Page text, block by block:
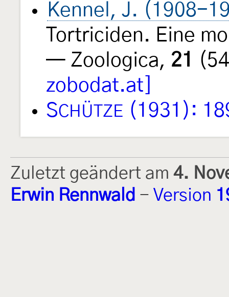
Kennel, J. (1908-
Tortriciden. Eine
— Zoologica, 21
zobodat.at]
SCHÜTZE (1931):
Zuletzt geändert am 4.
Erwin Rennwald - Version